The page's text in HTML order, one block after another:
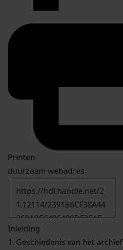
Printen
duurzaam webadres
Inleiding
1. Geschiedenis van het archief